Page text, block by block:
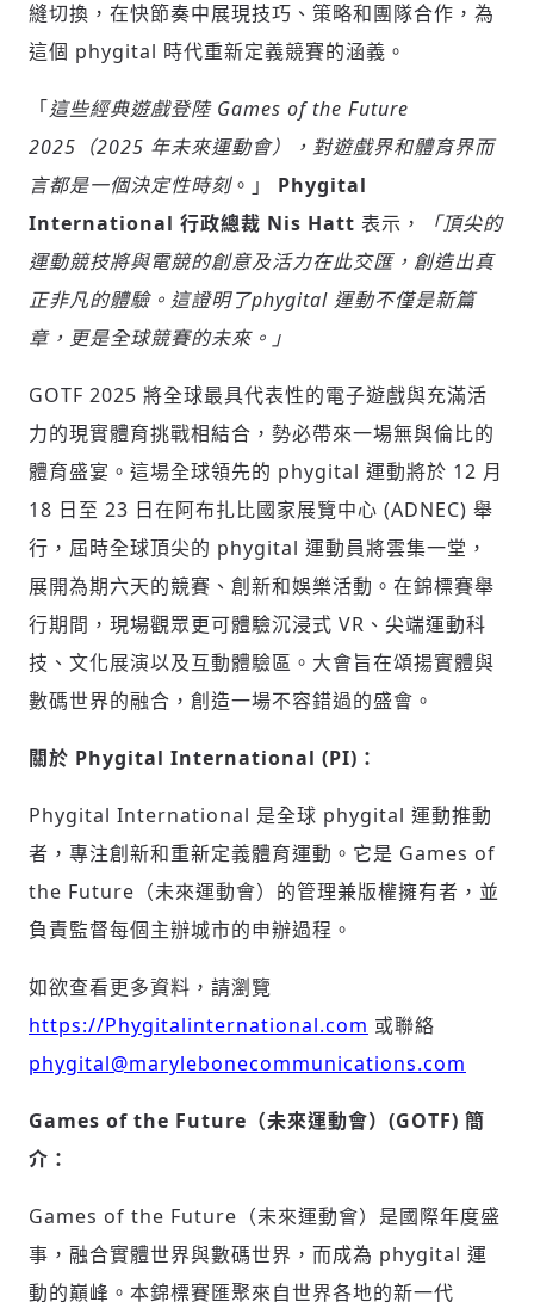
歡迎您加入《旭時報》
掌握國際政經脈動
參與下一波全球科技革命
請輸入發送到的驗證碼
縫切換，在快節奏中展現技巧、策略和團隊合作，為
這個 phygital 時代重新定義競賽的涵義。
「這些經典遊戲登陸 Games of the Future
2025（2025 年未來運動會），對遊戲界和體育界而
言都是一個決定性時刻。」 Phygital
International 行政總裁 Nis Hatt 表示，
「頂尖的
運動競技將與電競的創意及活力在此交匯，創造出真
正非凡的體驗。這證明了phygital 運動不僅是新篇
章，更是全球競賽的未來。」
GOTF 2025 將全球最具代表性的電子遊戲與充滿活
力的現實體育挑戰相結合，勢必帶來一場無與倫比的
體育盛宴。這場全球領先的 phygital 運動將於 12 月
18 日至 23 日在阿布扎比國家展覽中心 (ADNEC) 舉
行，屆時全球頂尖的 phygital 運動員將雲集一堂，
展開為期六天的競賽、創新和娛樂活動。在錦標賽舉
行期間，現場觀眾更可體驗沉浸式 VR、尖端運動科
技、文化展演以及互動體驗區。大會旨在頌揚實體與
數碼世界的融合，創造一場不容錯過的盛會。
關於 Phygital International (PI)：
Phygital International 是全球 phygital 運動推動
者，專注創新和重新定義體育運動。它是 Games of
the Future（未來運動會）的管理兼版權擁有者，並
負責監督每個主辦城市的申辦過程。
如欲查看更多資料，請瀏覽
https://Phygitalinternational.com 或聯絡
phygital@marylebonecommunications.com
Games of the Future（未來運動會）(GOTF) 簡
介：
Games of the Future（未來運動會）是國際年度盛
事，融合實體世界與數碼世界，而成為 phygital 運
動的巔峰。本錦標賽匯聚來自世界各地的新一代